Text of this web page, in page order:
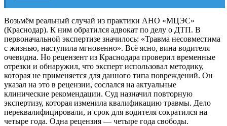
Возьмём реальный случай из практики АНО «МЦЭС»
(Краснодар). К ним обратился адвокат по делу о ДТП. В
первоначальной экспертизе значилось: «Травма несовместима
с жизнью, наступила мгновенно». Всё ясно, вина водителя
очевидна. Но рецензент из Краснодара проверил временные
отрезки и обнаружил, что эксперт использовал методику,
которая не применяется для данного типа повреждений. Он
указал на это в рецензии, сослался на актуальные
клинические рекомендации. Суд назначил повторную
экспертизу, которая изменила квалификацию травмы. Дело
переквалифицировали, и срок для водителя сократился на
четыре года. Одна рецензия — четыре года свободы.